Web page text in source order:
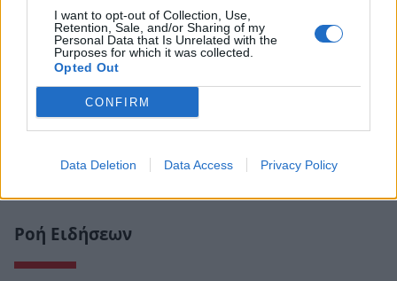
I want to opt-out of Collection, Use,
Retention, Sale, and/or Sharing of my
Personal Data that Is Unrelated with the
Purposes for which it was collected.
Opted Out
CONFIRM
Data Deletion Data Access Privacy Policy
Ροή Ειδήσεων